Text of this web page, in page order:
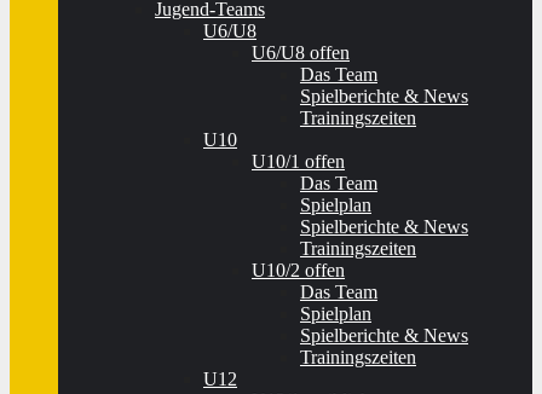
Jugend-Teams
U6/U8
U6/U8 offen
Das Team
Spielberichte & News
Trainingszeiten
U10
U10/1 offen
Das Team
Spielplan
Spielberichte & News
Trainingszeiten
U10/2 offen
Das Team
Spielplan
Spielberichte & News
Trainingszeiten
U12